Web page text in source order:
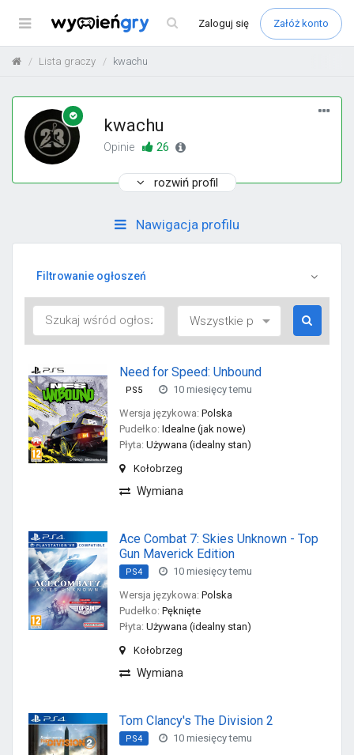
Menu Zaloguj się Załóż konto
Lista graczy kwachu
kwachu
Opinie 26
rozwiń profil
Nawigacja profilu
Filtrowanie ogłoszeń
Need for Speed: Unbound
PS5
10 miesięcy temu
Wersja językowa: Polska
Pudełko: Idealne (jak nowe)
Płyta: Używana (idealny stan)
Kołobrzeg
Wymiana
Ace Combat 7: Skies Unknown - Top
Gun Maverick Edition
PS4
10 miesięcy temu
Wersja językowa: Polska
Pudełko: Pęknięte
Płyta: Używana (idealny stan)
Kołobrzeg
Wymiana
Tom Clancy's The Division 2
PS4
10 miesięcy temu